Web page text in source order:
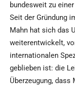
bundesweit zu
Seit der Gründung
Mahn hat sich das
weiterentwickelt,
internationalen
geblieben ist: die
Überzeugung,